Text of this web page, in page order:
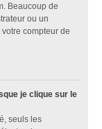
Beaucoup de
ou un
compteur de
je clique sur le
seuls les